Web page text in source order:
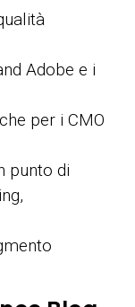
Adobe e i
per i CMO
punto di